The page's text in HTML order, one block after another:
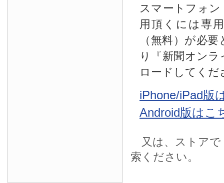
スマートフォ
用頂くには専
（無料）が必
り『新聞オン
ロードしてくだ
iPhone/iPad版
Android版はこ
又は、ストアで
索ください。